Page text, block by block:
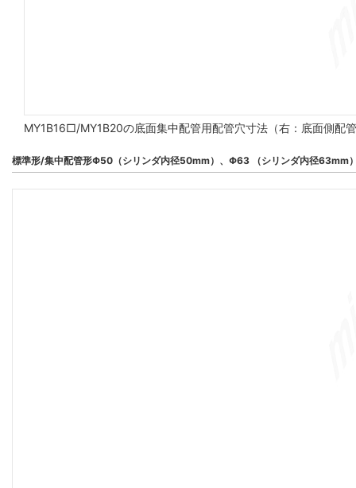
MY1B16□/MY1B20の底面集中配管用配管穴寸法（右：底面側配
標準形/集中配管形Φ50（シリンダ内径50mm）、Φ63 （シリンダ内径63mm